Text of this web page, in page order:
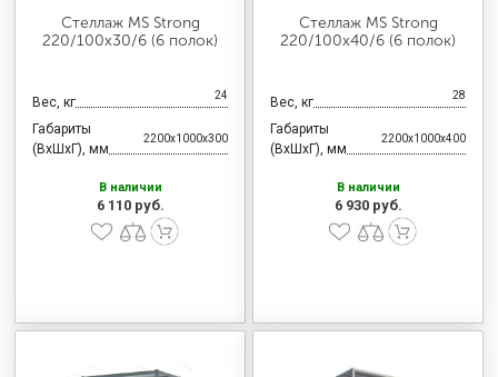
Стеллаж MS Strong
220/100х30/6 (6 полок)
Вес, кг 24
Габариты
(ВхШхГ), мм
2200x1000x300
В наличии
6 110 руб.
Стеллаж MS Strong
220/100х40/6 (6 полок)
Вес, кг 28
Габариты
(ВхШхГ), мм
2200x1000x400
В наличии
6 930 руб.